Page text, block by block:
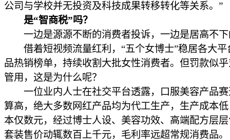
公司与学校并无投资及科技成果转移转化等关系。”
是“智商税”吗？
一边是源源不断的消费者投诉，一边是居高不下
借着短视频流量红利，“五个女博士”稳居各大平
品热销榜单，持续收割大批女性消费者。但罚款似
管用，这是为什么呢？
一位业内人士在社交平台透露，口服美容产品赛
算高，绝大多数网红产品均为代工生产，生产成本
本仅数元，经过博士人设、美容功效、高端配方层
套装售价动辄数百上千元，毛利率远超常规消费品。